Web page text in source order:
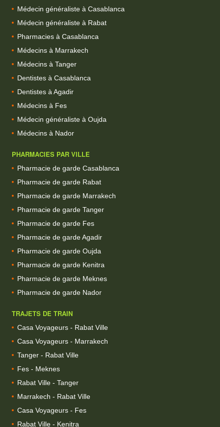
Médecin généraliste à Casablanca
Médecin généraliste à Rabat
Pharmacies à Casablanca
Médecins à Marrakech
Médecins à Tanger
Dentistes à Casablanca
Dentistes à Agadir
Médecins à Fes
Médecin généraliste à Oujda
Médecins à Nador
PHARMACIES PAR VILLE
Pharmacie de garde Casablanca
Pharmacie de garde Rabat
Pharmacie de garde Marrakech
Pharmacie de garde Tanger
Pharmacie de garde Fes
Pharmacie de garde Agadir
Pharmacie de garde Oujda
Pharmacie de garde Kenitra
Pharmacie de garde Meknes
Pharmacie de garde Nador
TRAJETS DE TRAIN
Casa Voyageurs - Rabat Ville
Casa Voyageurs - Marrakech
Tanger - Rabat Ville
Fes - Meknes
Rabat Ville - Tanger
Marrakech - Rabat Ville
Casa Voyageurs - Fes
Rabat Ville - Kenitra